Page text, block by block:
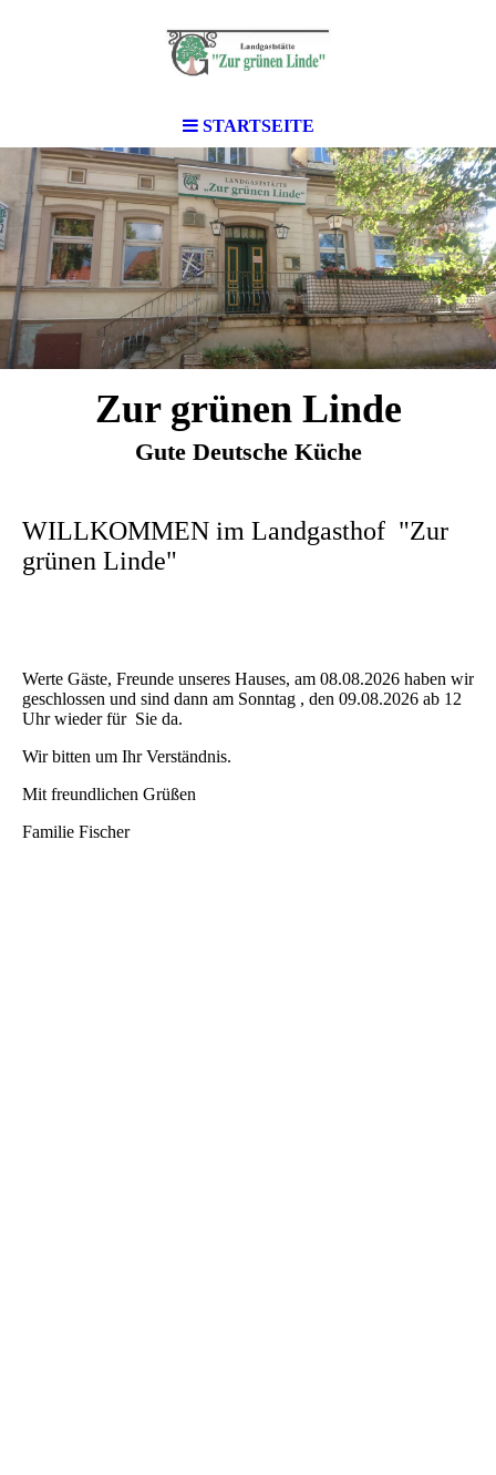
STARTSEITE
Zur grünen Linde
Gute Deutsche Küche
WILLKOMMEN im Landgasthof "Zur
grünen Linde"
Werte Gäste, Freunde unseres Hauses, am 08.08.2026 haben wir
geschlossen und sind dann am Sonntag , den 09.08.2026 ab 12
Uhr wieder für Sie da.
Wir bitten um Ihr Verständnis.
Mit freundlichen Grüßen
Familie Fischer